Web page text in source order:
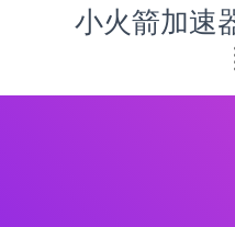
小火箭加速